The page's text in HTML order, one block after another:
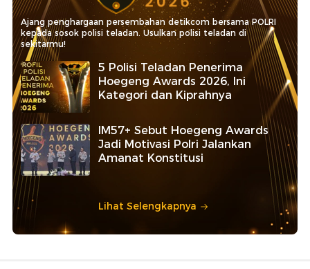
Ajang penghargaan persembahan detikcom bersama POLRI
kepada sosok polisi teladan. Usulkan polisi teladan di
sekitarmu!
5 Polisi Teladan Penerima
Hoegeng Awards 2026, Ini
Kategori dan Kiprahnya
IM57+ Sebut Hoegeng Awards
Jadi Motivasi Polri Jalankan
Amanat Konstitusi
Lihat Selengkapnya